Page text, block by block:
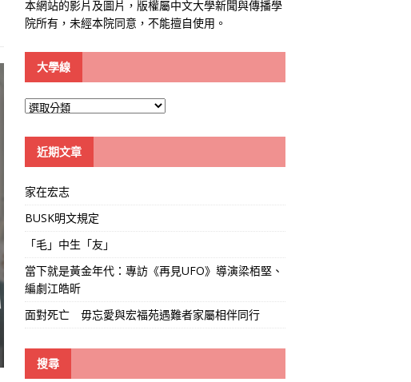
本網站的影片及圖片，版權屬中文大學新聞與傳播學
院所有，未經本院同意，不能擅自使用。
大學線
大
線
近期文章
家在宏志
BUSK明文規定
「毛」中生「友」
當下就是黃金年代：專訪《再見UFO》導演梁栢堅、
編劇江皓昕
面對死亡 毋忘愛與宏福苑遇難者家屬相伴同行
搜尋